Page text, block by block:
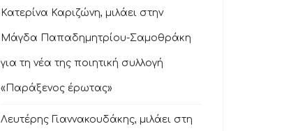
Κατερίνα Καριζώνη, μιλάει στην
Μάγδα Παπαδημητρίου-Σαμοθράκη
για τη νέα της ποιητική συλλογή
«Παράξενος έρωτας»
Λευτέρης Γιαννακουδάκης, μιλάει στη